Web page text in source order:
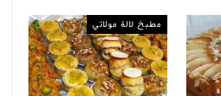
مطبخ لالة مولاتي